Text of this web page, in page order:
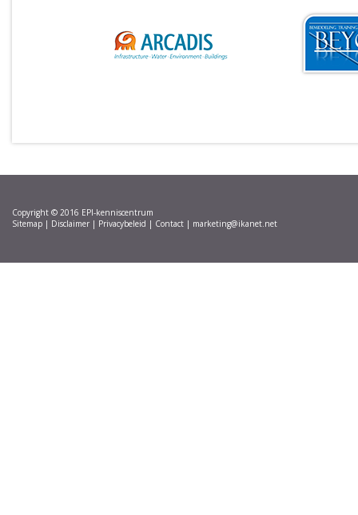
Copyright © 2016 EPI-kenniscentrum
Sitemap | Disclaimer | Privacybeleid | Contact | marketing@ikanet.net